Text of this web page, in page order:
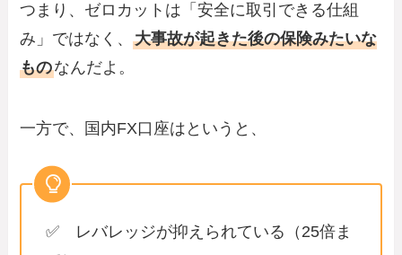
つまり、ゼロカットは「安全に取引できる仕組
み」ではなく、大事故が起きた後の保険みたいな
ものなんだよ。
一方で、国内FX口座はというと、
✅ レバレッジが抑えられている（25倍ま